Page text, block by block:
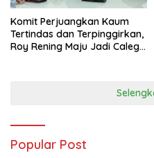
Komit Perjuangkan Kaum
Tertindas dan Terpinggirkan,
Roy Rening Maju Jadi Caleg
Popular Post